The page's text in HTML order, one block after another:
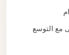
التوسع